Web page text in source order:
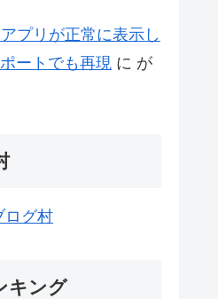
プリが正常に表示し
ートでも再現 に が
ログ村
キング